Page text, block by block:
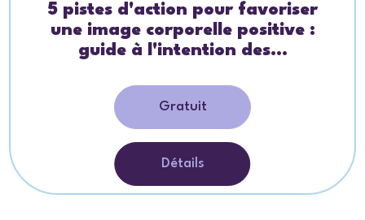
5 pistes d'action pour favoriser
une image corporelle positive :
guide à l'intention des...
Gratuit
Détails